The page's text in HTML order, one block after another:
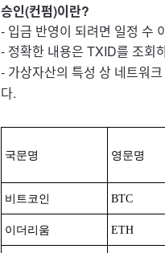
승인(컨펌)이란?
- 입금 반영이 되려면 일정 수
- 정확한 내용은 TXID를 조회
- 가상자산의 특성 상 네트워
다.
국문명 영문명
비트코인 BTC
이더리움 ETH